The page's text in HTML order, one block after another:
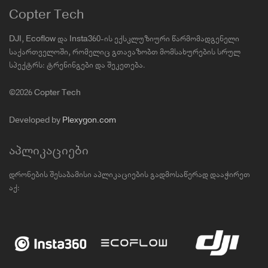
Copter Tech
DJI, Ecoflow და Insta360-ის ექსკლუზიური წარმომადგენელი
საქართველოში, რომელიც გთავაზობთ მომსახურების სრულ
სპექტრს: ტრენინგები და შეკეთება.
©2026 Copter Tech
Developed by Plexygon.com
აპლიკაციები
დრონების შესაბამისი აპლიკაციების გადმოსაწერად დააჭირეთ
აქ: